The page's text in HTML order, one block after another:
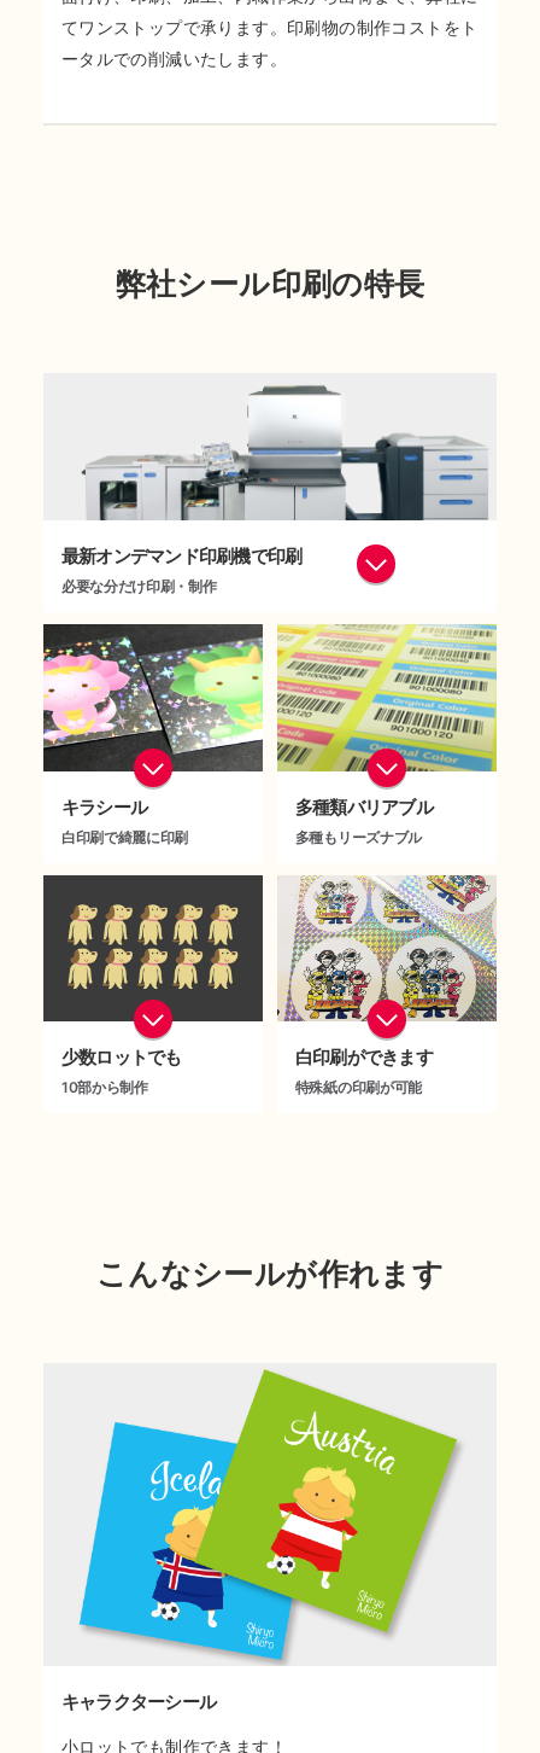
てワンストップで承ります。印刷物の制作コストをト
ータルでの削減いたします。
弊社シール印刷の特長
最新オンデマンド印刷機で印刷
必要な分だけ印刷・制作
キラシール
白印刷で綺麗に印刷
多種類バリアブル
多種もリーズナブル
少数ロットでも
10部から制作
白印刷ができます
特殊紙の印刷が可能
こんなシールが作れます
キャラクターシール
小ロットでも制作できます！